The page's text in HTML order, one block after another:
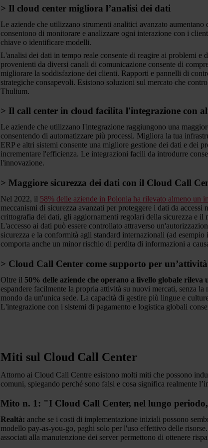
> Il cloud center migliora l’analisi dei dati
Le aziende che utilizzano strumenti analitici avanzato
consentono di monitorare e analizzare ogni interazione con i
chiave o identificare modelli.
L'analisi dei dati in tempo reale consente di reagire ai problemi
provenienti da diversi canali di comunicazione consente di
migliorare la soddisfazione dei clienti. Rapporti e pannelli di
strategiche consapevoli. Esistono soluzioni sul mercato che
Thulium.
> Il call center in cloud facilita l'integrazione con
Le aziende che utilizzano l'integrazione raggiungono una
consentendo di automatizzare più processi. Migliora la tua
ERP e altri sistemi consente una migliore gestione dei dati e dei
incrementare l'efficienza. Le integrazioni facili da introdurre
l'innovazione.
> Maggiore sicurezza dei dati con il Cloud Call
Nel 2022, il 58% delle aziende in Polonia ha rilevato almeno un
meccanismi di sicurezza avanzati per proteggere i dati da
crittografia dei dati, gli aggiornamenti regolari della sicurezza e
L'accesso ai dati può essere controllato attraverso
sicurezza e la conformità agli standard internazionali (ad
comporta anche un minor rischio di perdita di informazioni a
> Cloud Call Center come supporto per un’attività
Oltre il 50% delle aziende che operano a livello globale
espandere facilmente la propria attività su nuovi mercati, senza
mondo da un'unica sede. La capacità di gestire più lingue e
L'integrazione con i sistemi di pagamento e logistica globali
Miti sul Cloud Call Center
Attorno ai Cloud Call Centre esistono molti miti che possono
comuni, spiegando perché sono falsi e cosa significa realmente
Mito n. 1: "I Cloud Call Center, nel lungo periodo,
Realtà: anche se i costi di implementazione iniziali possono
modello pay-as-you-go, paghi solo per l'uso effettivo delle
associati alla manutenzione dei server permettono di ottenere